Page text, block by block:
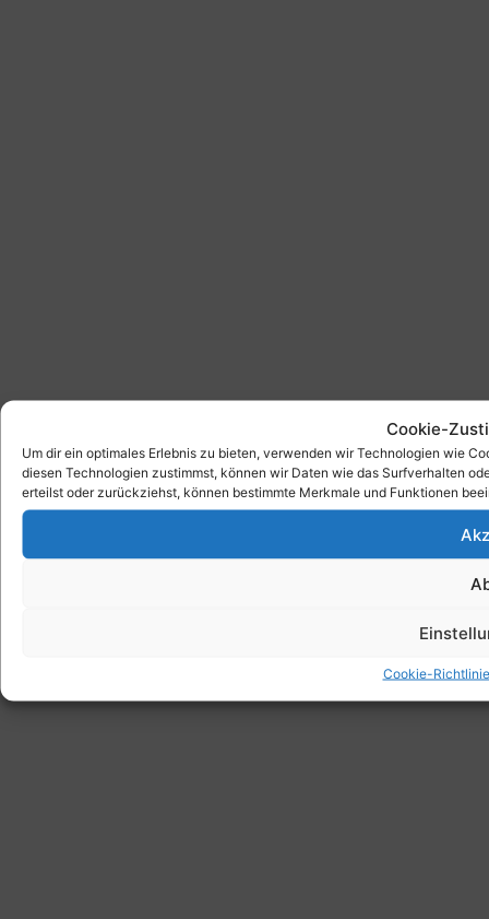
Cookie-
Um dir ein optimales Erlebnis zu bieten, verwenden wir Technologien wie
diesen Technologien zustimmst, können wir Daten wie das Surfverhalten
erteilst oder zurückziehst, können bestimmte Merkmale und Funktionen
Cookie-Richtlinie